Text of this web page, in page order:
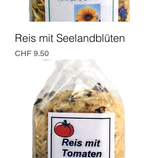
Reis mit Seelandblüten
Preis
CHF 9.50